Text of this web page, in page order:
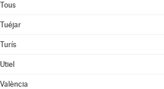
Tous
Tuéjar
Turís
Utiel
València